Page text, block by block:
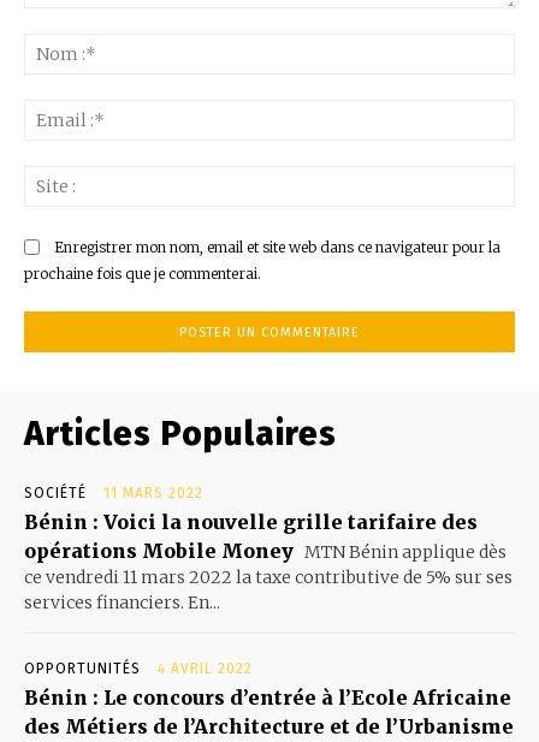
Enregistrer mon nom, email et site web dans ce navigateur pour la
prochaine fois que je commenterai.
Articles Populaires
SOCIÉTÉ 11 MARS 2022
Bénin : Voici la nouvelle grille tarifaire des
opérations Mobile Money MTN Bénin applique dès
ce vendredi 11 mars 2022 la taxe contributive de 5% sur ses
services financiers. En...
OPPORTUNITÉS 4 AVRIL 2022
Bénin : Le concours d’entrée à l’Ecole Africaine
des Métiers de l’Architecture et de l’Urbanisme